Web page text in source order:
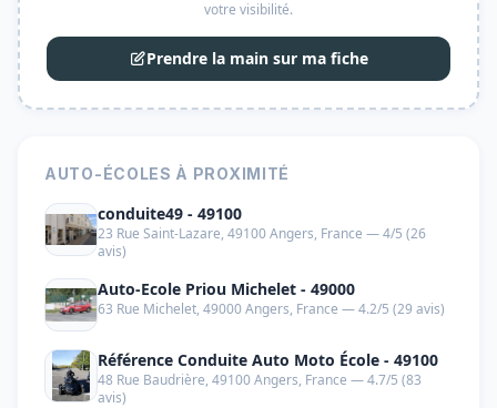
votre visibilité.
Prendre la main sur ma fiche
AUTO-ÉCOLES À PROXIMITÉ
conduite49 - 49100
23 Rue Saint-Lazare, 49100 Angers, France — 4/5 (26
avis)
Auto-Ecole Priou Michelet - 49000
63 Rue Michelet, 49000 Angers, France — 4.2/5 (29 avis)
Référence Conduite Auto Moto École - 49100
48 Rue Baudrière, 49100 Angers, France — 4.7/5 (83
avis)